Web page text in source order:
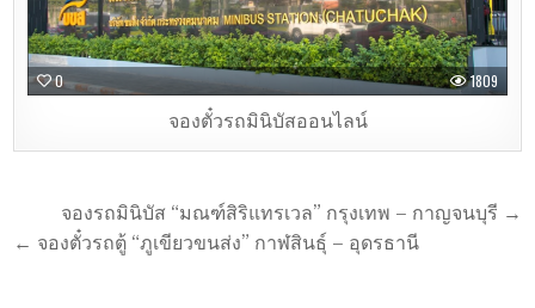
0 1809
จองตั๋วรถมินิบัสออนไลน์
จองรถมินิบัส “มณฑ์สิริแทรเวล” กรุงเทพ – กาญจนบุรี →
← จองตั๋วรถตู้ “ภูเขียวขนส่ง” กาฬสินธุ์ – อุดรธานี